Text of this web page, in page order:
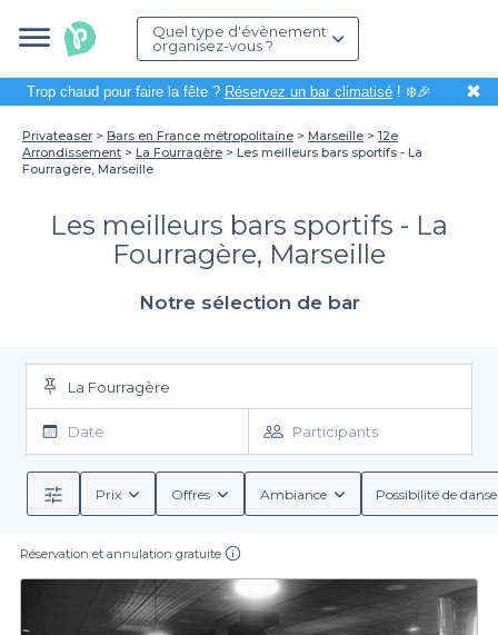
Quel type d'évènement
organisez-vous ?
Trop chaud pour faire la fête ? Réservez un bar climatisé! ❄️🎉 ✖
Privateaser Bars en France métropolitaine Marseille
12e
Arrondissement
La Fourragère
Les meilleurs bars sportifs - La
Fourragère, Marseille
Les meilleurs bars sportifs - La
Fourragère, Marseille
Notre sélection de bar
La Fourragère
Date Participants
Prix Offres Ambiance Possibilité de
Réservation et annulation gratuite